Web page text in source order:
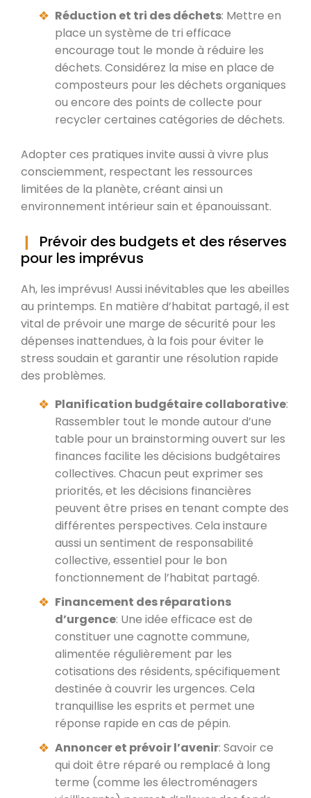
Réduction et tri des déchets: Mettre en
place un système de tri efficace
encourage tout le monde à réduire les
déchets. Considérez la mise en place de
composteurs pour les déchets organiques
ou encore des points de collecte pour
recycler certaines catégories de déchets.
Adopter ces pratiques invite aussi à vivre plus
consciemment, respectant les ressources
limitées de la planète, créant ainsi un
environnement intérieur sain et épanouissant.
Prévoir des budgets et des réserves
pour les imprévus
Ah, les imprévus! Aussi inévitables que les abeilles
au printemps. En matière d’habitat partagé, il est
vital de prévoir une marge de sécurité pour les
dépenses inattendues, à la fois pour éviter le
stress soudain et garantir une résolution rapide
des problèmes.
Planification budgétaire collaborative:
Rassembler tout le monde autour d’une
table pour un brainstorming ouvert sur les
finances facilite les décisions budgétaires
collectives. Chacun peut exprimer ses
priorités, et les décisions financières
peuvent être prises en tenant compte des
différentes perspectives. Cela instaure
aussi un sentiment de responsabilité
collective, essentiel pour le bon
fonctionnement de l’habitat partagé.
Financement des réparations
d’urgence: Une idée efficace est de
constituer une cagnotte commune,
alimentée régulièrement par les
cotisations des résidents, spécifiquement
destinée à couvrir les urgences. Cela
tranquillise les esprits et permet une
réponse rapide en cas de pépin.
Annoncer et prévoir l’avenir: Savoir ce
qui doit être réparé ou remplacé à long
terme (comme les électroménagers